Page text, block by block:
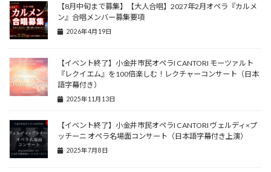
【8月中旬まで募集】【大人合唱】2027年2月オペラ『カルメ
ン』合唱メンバー募集要項
2026年4月19日
【イベント終了】小金井市民オペラI CANTORI モーツァルト
『レクイエム』を100倍楽しむ！レクチャーコンサート（日本
語字幕付き）
2025年11月13日
【イベント終了】小金井市民オペラI CANTORI ヴェルディ×プ
ッチーニ オペラ名場面コンサート（日本語字幕付き上演）
2025年7月8日